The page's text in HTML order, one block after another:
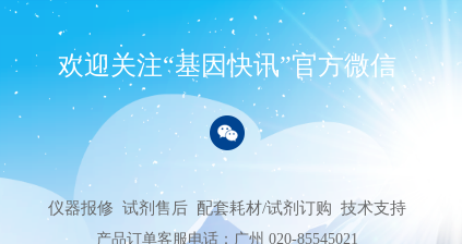
欢迎关注“基因快讯”官方微信
仪器报修 试剂售后 配套耗材/试剂订购 技术支持
产品订单客服电话：广州 020-85545021